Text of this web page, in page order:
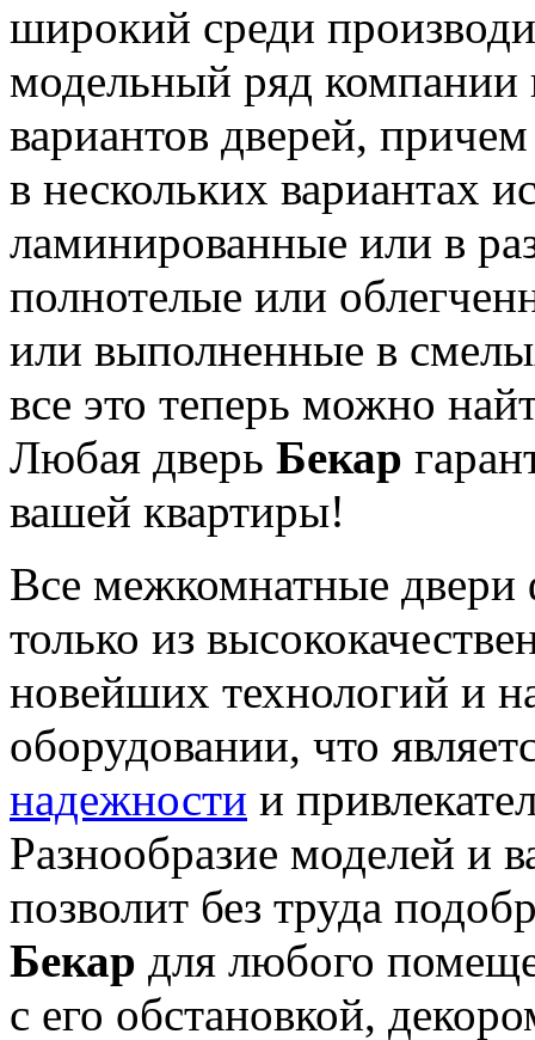
широкий среди
модельный ряд компании
вариантов дверей,
в нескольких вариантах
ламинированные или в
полнотелые или
или выполненные в
все это теперь можно
Любая дверь Бекар
вашей квартиры!
Все межкомнатные
только из
новейших технологий и
оборудовании, что
надежности и
Разнообразие моделей и
позволит без труда
Бекар для любого
с его обстановкой,